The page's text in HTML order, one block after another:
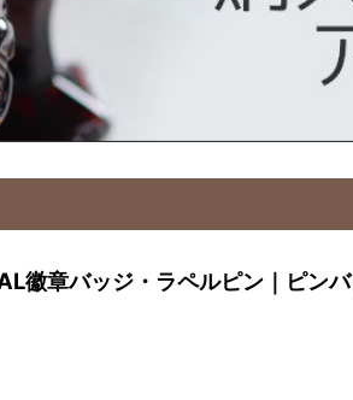
徽章バッジ・ラペルピン｜ピン